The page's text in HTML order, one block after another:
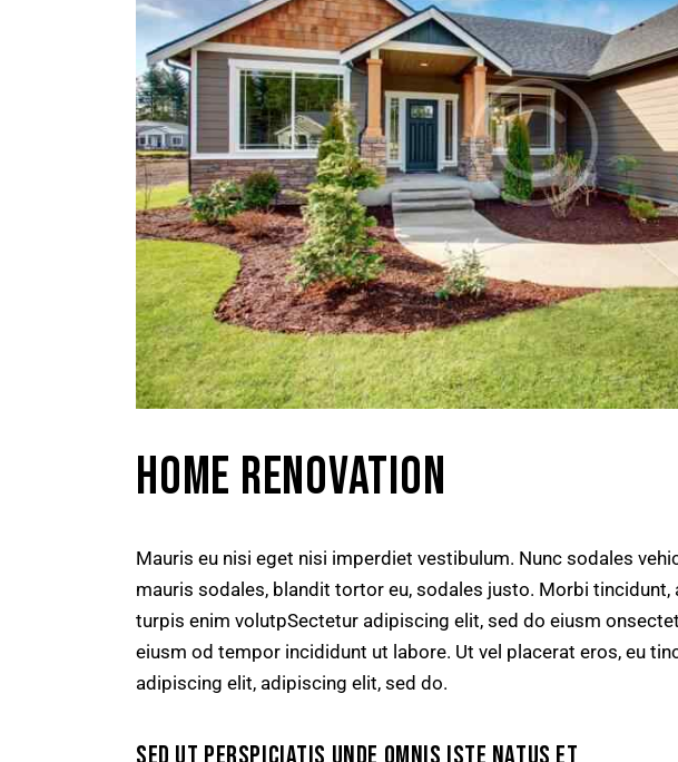
HOME RENOVATION
Mauris eu nisi eget nisi imperdiet vestibulum. Nunc sodales
mauris sodales, blandit tortor eu, sodales justo. Morbi
turpis enim volutpSectetur adipiscing elit, sed do eiusm
eiusm od tempor incididunt ut labore. Ut vel placerat eros, eu
adipiscing elit, adipiscing elit, sed do.
SED UT PERSPICIATIS UNDE OMNIS ISTE NATUS ET